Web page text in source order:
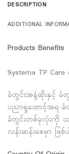
DESCRIPTION
ADDITIONAL
Products Benefits
Systema TP
ခံတွင်းအနံ့ဆိုးနှင့် ခံတွ
ပညာရှုထောင့်အရ ခံတွ
ခံတွင်းတစ်ခုလုံးကို သ
လန်းဆန်းစေမှာ ဖြစ်